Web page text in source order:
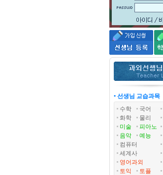
• 선생님 교습과목
수학
국어
화학
물리
미술
피아노
음악
예능
컴퓨터
세계사
영어과외
토익
토플